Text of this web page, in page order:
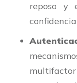
reposo y